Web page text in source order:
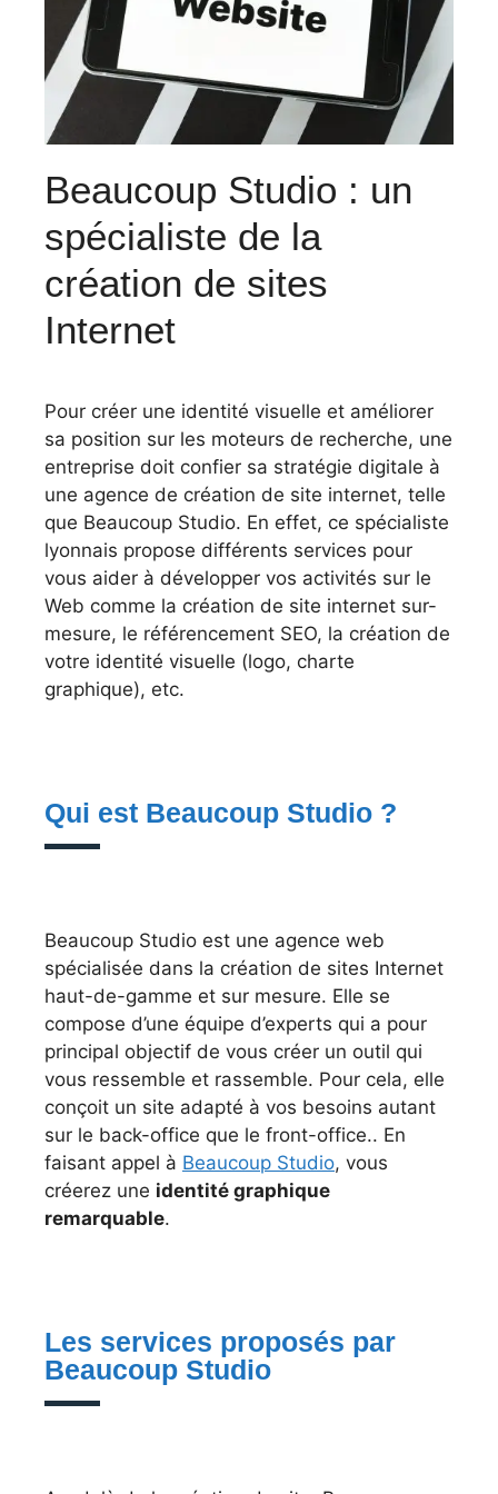
Beaucoup Studio : un
spécialiste de la
création de sites
Internet
Pour créer une identité visuelle et améliorer
sa position sur les moteurs de recherche, une
entreprise doit confier sa stratégie digitale à
une agence de création de site internet, telle
que Beaucoup Studio. En effet, ce spécialiste
lyonnais propose différents services pour
vous aider à développer vos activités sur le
Web comme la création de site internet sur-
mesure, le référencement SEO, la création de
votre identité visuelle (logo, charte
graphique), etc.
Qui est Beaucoup Studio ?
Beaucoup Studio est une agence web
spécialisée dans la création de sites Internet
haut-de-gamme et sur mesure. Elle se
compose d’une équipe d’experts qui a pour
principal objectif de vous créer un outil qui
vous ressemble et rassemble. Pour cela, elle
conçoit un site adapté à vos besoins autant
sur le back-office que le front-office.. En
faisant appel à Beaucoup Studio, vous
créerez une identité graphique
remarquable.
Les services proposés par
Beaucoup Studio